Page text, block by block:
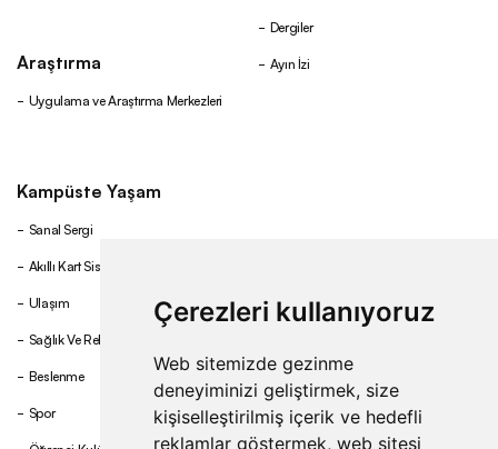
Çerezleri kullanıyoruz
Web sitemizde gezinme
deneyiminizi geliştirmek, size
kişiselleştirilmiş içerik ve hedefli
reklamlar göstermek, web sitesi
Araştırma
Uygulama ve Araştırma Merkezleri
Dergiler
Ayın İzi
Kampüste Yaşam
Sanal Sergi
Akıllı Kart Sistemi
Ulaşım
Sağlık Ve Rehberlik
Beslenme
Spor